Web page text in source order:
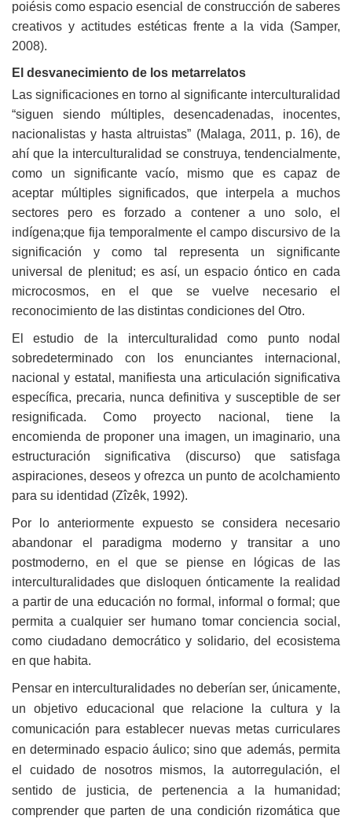
poiésis como espacio esencial de construcción de saberes
creativos y actitudes estéticas frente a la vida (Samper,
2008).
El desvanecimiento de los metarrelatos
Las significaciones en torno al significante interculturalidad
“siguen siendo múltiples, desencadenadas, inocentes,
nacionalistas y hasta altruistas” (Malaga, 2011, p. 16), de
ahí que la interculturalidad se construya, tendencialmente,
como un significante vacío, mismo que es capaz de
aceptar múltiples significados, que interpela a muchos
sectores pero es forzado a contener a uno solo, el
indígena;que fija temporalmente el campo discursivo de la
significación y como tal representa un significante
universal de plenitud; es así, un espacio óntico en cada
microcosmos, en el que se vuelve necesario el
reconocimiento de las distintas condiciones del Otro.
El estudio de la interculturalidad como punto nodal
sobredeterminado con los enunciantes internacional,
nacional y estatal, manifiesta una articulación significativa
específica, precaria, nunca definitiva y susceptible de ser
resignificada. Como proyecto nacional, tiene la
encomienda de proponer una imagen, un imaginario, una
estructuración significativa (discurso) que satisfaga
aspiraciones, deseos y ofrezca un punto de acolchamiento
para su identidad (Zîzêk, 1992).
Por lo anteriormente expuesto se considera necesario
abandonar el paradigma moderno y transitar a uno
postmoderno, en el que se piense en lógicas de las
interculturalidades que disloquen ónticamente la realidad
a partir de una educación no formal, informal o formal; que
permita a cualquier ser humano tomar conciencia social,
como ciudadano democrático y solidario, del ecosistema
en que habita.
Pensar en interculturalidades no deberían ser, únicamente,
un objetivo educacional que relacione la cultura y la
comunicación para establecer nuevas metas curriculares
en determinado espacio áulico; sino que además, permita
el cuidado de nosotros mismos, la autorregulación, el
sentido de justicia, de pertenencia a la humanidad;
comprender que parten de una condición rizomática que